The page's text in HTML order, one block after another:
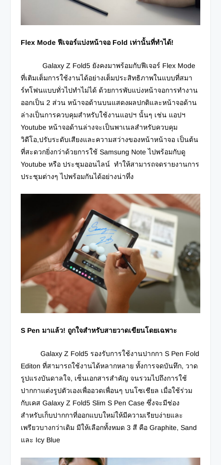
Flex Mode ฟีเจอร์แบ่งหน้าจอ Fold เท่านั้นที่ทำได้!
Galaxy Z Fold5 ยังคงมาพร้อมกับฟีเจอร์ Flex Mode
ที่เติมเต็มการใช้งานได้อย่างเต็มประสิทธิภาพในแบบที่สมา
ร์ทโฟนแบบทั่วไปทำไม่ได้ ด้วยการพับแบ่งหน้าจอการทำงาน
ออกเป็น 2 ส่วน หน้าจอด้านบนแสดงผลปกติและหน้าจอด้าน
ล่างเป็นการควบคุมสำหรับใช้งานแอปฯ นั้นๆ เช่น แอปฯ
Youtube หน้าจอด้านล่างจะเป็นพาเนลสำหรับควบคุม
วิดีโอ,ปรับระดับเสียงและความสว่างของหน้าหน้าจอ เป็นต้น
ที่สะดวกยิ่งกว่าด้วยการใช้ Samsung Noteไปพร้อมกับดู
Youtube หรือ ประชุมออนไลน์ ทำให้สามารถจดรายงานการ
ประชุมต่างๆ ไปพร้อมกันได้อย่างน่าทึ่ง
S Pen มาแล้ว! ถูกใจสำหรับสายวาดเขียนโดยเฉพาะ
Galaxy Z Fold5 รองรับการใช้งานปากกา S Pen Fold
Editon ที่สามารถใช้งานได้หลากหลาย ทั้งการจดบันทึก,วาด
รูปแรงบันดาลใจ, เซ็นเอกสารสำคัญ จนรวมไปถึงการใช้
ปากกาแต่งรูปตัวเองเพื่ออวดเพื่อนๆ บนโซเชียล เมื่อใช้ร่วม
กับเคส Galaxy Z Fold5 Slim S Pen Case ซึ่งจะมีช่อง
สำหรับเก็บปากกาที่ออกแบบใหม่ให้มีความเรียบง่ายและ
เพรียวบางกว่าเดิม มีให้เลือกทั้งหมด 3 สี คือ Graphite, Sand
และ Icy Blue